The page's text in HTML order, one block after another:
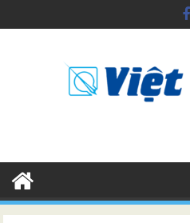
to